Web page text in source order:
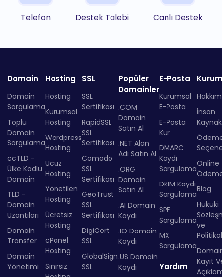
Telefon Destek Talebi Canlı Destek
Domain
Domain
Sorgulama
Toplu
Domain
Sorgulama
ccTLD -
Ülke Kodlu
Domain
TLD -
Domain
Uzantıları
Domain
Transfer
Domain
Yönetimi
Hosting
Hosting
Kurumsal
Hosting
Wordpress
Hosting
Ucuz
Hosting
Yönetilen
Hosting
Ücretsiz
Hosting
cPanel
Hosting
Sınırsız
SSL
SSL
Sertifikası
RapidSSL
SSL
Sertifikası
Comodo
SSL
Sertifikası
GeoTrust
SSL
Sertifikası
DigiCert
SSL
GlobalSign
SSL
Popüler
Domainler
.COM
Domain
Satın Al
.NET Alan
Adı Satın Al
.ORG
Domain
Satın Al
.AI Domain
Kaydı
.IO Domain
Kaydı
.US Domain
Kaydı
E-Posta
Kurumsal
E-Posta
E-Posta
Kur
DMARC
Kaydı
Sorgulama
DKIM Kaydı
Sorgulama
SPF
Sorgulama
MX
Sorgulama
Yardım
İnsan
Online
Blog
Hukuki
ve
Kayıt